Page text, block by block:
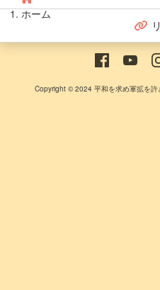
ホーム
Copyright © 2024 平和を求め軍拡を許